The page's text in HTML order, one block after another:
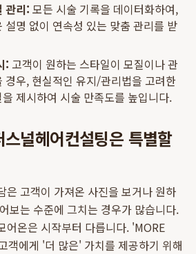
관리: 모든 시술 기록을 데이터화하여,
설명 없이 연속성 있는 맞춤 관리를 받
: 고객이 원하는 스타일이 모질이나 관
경우, 현실적인 유지/관리법을 고려한
제시하여 시술 만족도를 높입니다.
널헤어컨설팅은 특별할
은 고객이 가져온 사진을 보거나 원하
보는 수준에 그치는 경우가 많습니다.
어온은 시작부터 다릅니다. 'MORE
객에게 '더 많은' 가치를 제공하기 위해